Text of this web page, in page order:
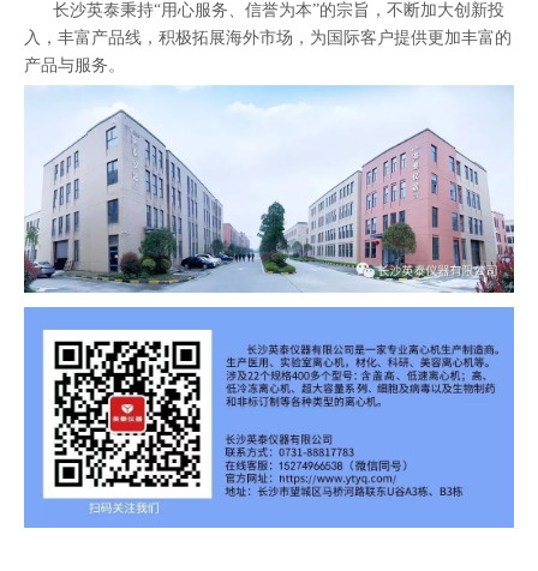
长沙英泰秉持“用心服务、信誉为本”的宗旨，不断加大创新投
入，丰富产品线，积极拓展海外市场，为国际客户提供更加丰富的
产品与服务。